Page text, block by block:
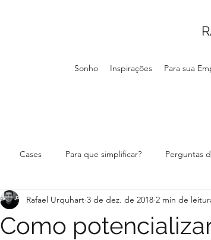
Sonho Inspirações Para sua
Cases Para que simplificar? Perguntas
Como
Rafael Urquhart 3 de dez. de 2018 2 min de